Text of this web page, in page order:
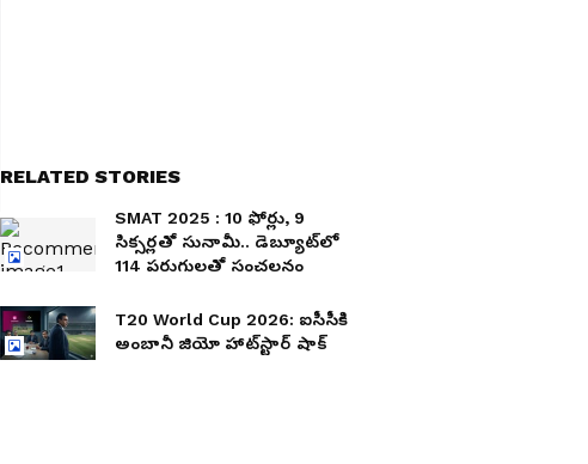
RELATED STORIES
SMAT 2025 : 10 ఫోర్లు, 9
సిక్సర్లతో సునామీ.. డెబ్యూట్‌లో
114 పరుగులతో సంచలనం
T20 World Cup 2026: ఐసీసీకి
అంబానీ జియో హాట్‌స్టార్ షాక్